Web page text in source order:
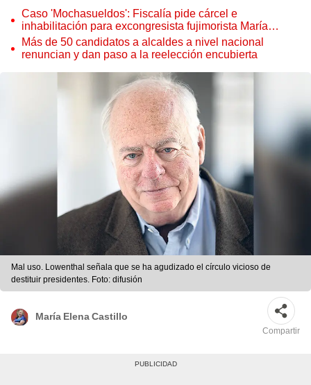
Caso 'Mochasueldos': Fiscalía pide cárcel e
inhabilitación para excongresista fujimorista María
Cordero Jon Tay
Más de 50 candidatos a alcaldes a nivel nacional
renuncian y dan paso a la reelección encubierta
Mal uso. Lowenthal señala que se ha agudizado el círculo vicioso de
destituir presidentes. Foto: difusión
María Elena Castillo
Compartir